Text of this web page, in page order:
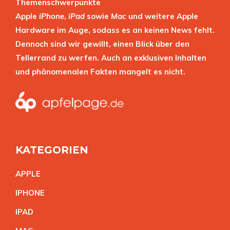
Themenschwerpunkte
Apple iPhone, iPad sowie Mac und weitere Apple
Hardware im Auge, sodass es an keinen News fehlt.
Dennoch sind wir gewillt, einen Blick über den
Tellerrand zu werfen. Auch an exklusiven Inhalten
und phänomenalen Fakten mangelt es nicht.
KATEGORIEN
APPLE
IPHONE
IPAD